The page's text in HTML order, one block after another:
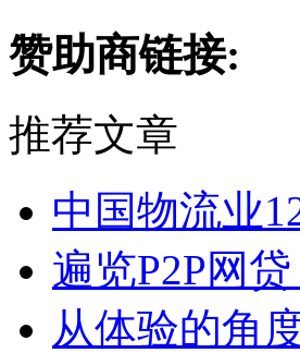
赞助商链接:
推荐文章
中国物流业
遍览P2P网
从体验的角